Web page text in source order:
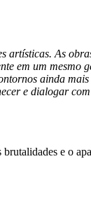
artísticas. As
em um
ainda
e dialogar
e o